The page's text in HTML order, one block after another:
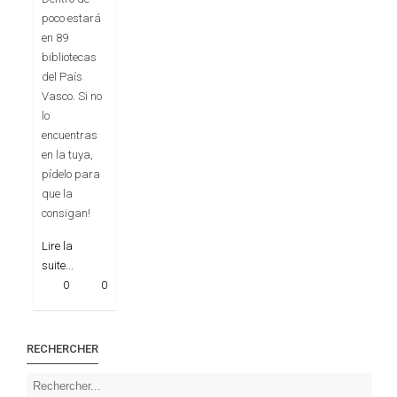
poco estará
en 89
bibliotecas
del País
Vasco. Si no
lo
encuentras
en la tuya,
pídelo para
que la
consigan!
Lire la
suite...
0
0
RECHERCHER